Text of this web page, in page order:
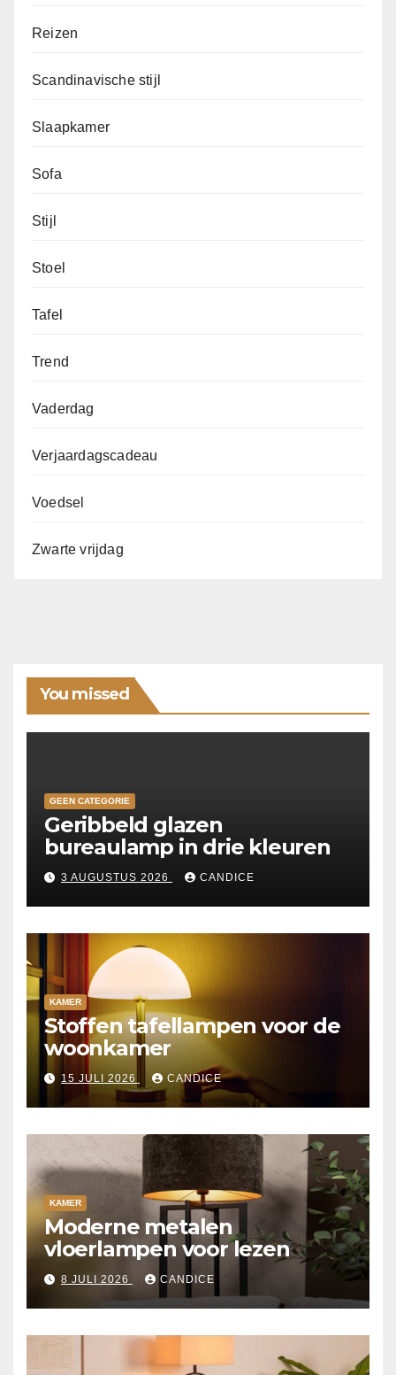
Reizen
Scandinavische stijl
Slaapkamer
Sofa
Stijl
Stoel
Tafel
Trend
Vaderdag
Verjaardagscadeau
Voedsel
Zwarte vrijdag
You missed
GEEN CATEGORIE
Geribbeld glazen
bureaulamp in drie kleuren
3 AUGUSTUS 2026 CANDICE
KAMER
Stoffen tafellampen voor de
woonkamer
15 JULI 2026 CANDICE
KAMER
Moderne metalen
vloerlampen voor lezen
8 JULI 2026 CANDICE